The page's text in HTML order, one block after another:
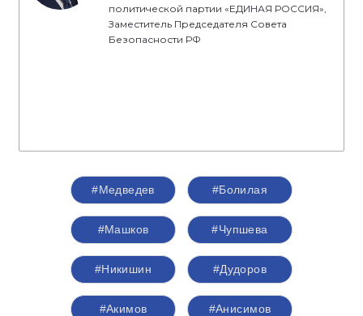
политической партии «ЕДИНАЯ РОССИЯ»,
Заместитель Председателя Совета
Безопасности РФ
#Медведев #Болилая
#Машков #Чупшева
#Никишин #Дудоров
#Акимов #Анисимов